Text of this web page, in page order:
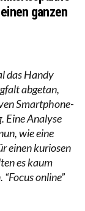
ganzen
das Handy
abgetan,
Smartphone-
Eine Analyse
wie eine
einen kuriosen
es kaum
online”